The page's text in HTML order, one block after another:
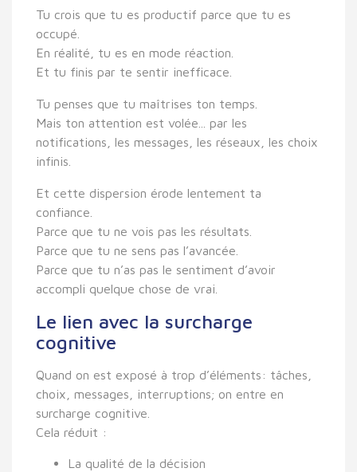
Tu crois que tu es productif parce que tu es
occupé.
En réalité, tu es en mode réaction.
Et tu finis par te sentir inefficace.
Tu penses que tu maîtrises ton temps.
Mais ton attention est volée... par les
notifications, les messages, les réseaux, les choix
infinis.
Et cette dispersion érode lentement ta
confiance.
Parce que tu ne vois pas les résultats.
Parce que tu ne sens pas l’avancée.
Parce que tu n’as pas le sentiment d’avoir
accompli quelque chose de vrai.
Le lien avec la surcharge
cognitive
Quand on est exposé à trop d’éléments: tâches,
choix, messages, interruptions; on entre en
surcharge cognitive
Cela réduit :
La qualité de la décision